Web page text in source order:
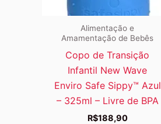
Alimentação e
Amamentação de Bebês
Copo de Transição
Infantil New Wave
Enviro Safe Sippy™ Azul
– 325ml – Livre de BPA
R$188,90